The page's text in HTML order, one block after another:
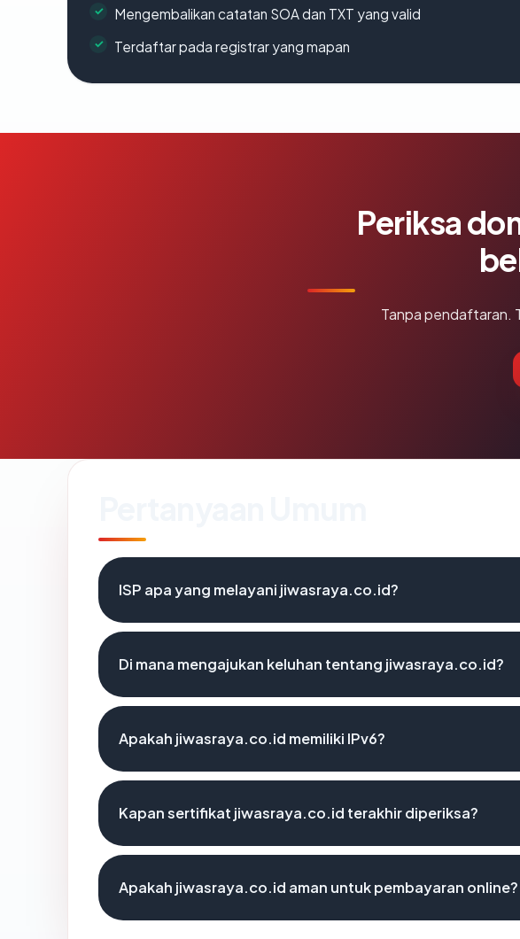
Mengembalikan catatan SOA dan TXT yang valid
Terdaftar pada registrar yang mapan
Periksa
Tanpa pendaftaran.
ISP apa yang melayani jiwasraya.co.id?
Di mana mengajukan keluhan tentang jiwasraya.co.id?
Apakah jiwasraya.co.id memiliki IPv6?
Kapan sertifikat jiwasraya.co.id terakhir diperiksa?
Apakah jiwasraya.co.id aman untuk pembayaran online?